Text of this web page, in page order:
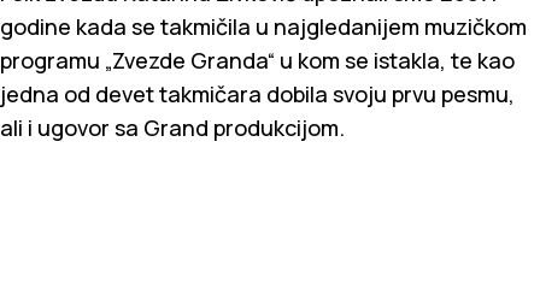
godine kada se takmičila u najgledanijem muzičkom
programu „Zvezde Granda“ u kom se istakla, te kao
jedna od devet takmičara dobila svoju prvu pesmu,
ali i ugovor sa Grand produkcijom.